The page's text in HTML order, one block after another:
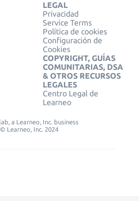
LEGAL
Privacidad
Service Terms
Política de cookies
Configuración de
Cookies
COPYRIGHT, GUÍAS
COMUNITARIAS, DSA
& OTROS RECURSOS
LEGALES
Centro Legal de
Learneo
a Learneo, Inc. business
© Learneo, Inc. 2024